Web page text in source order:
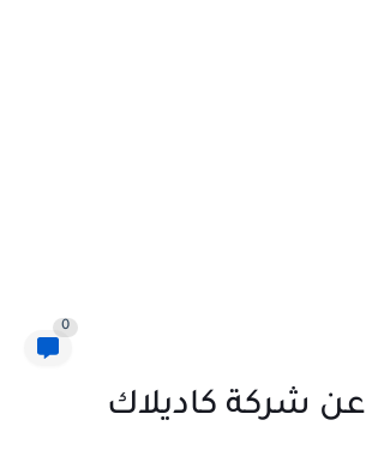
0
شركة كاديلاك